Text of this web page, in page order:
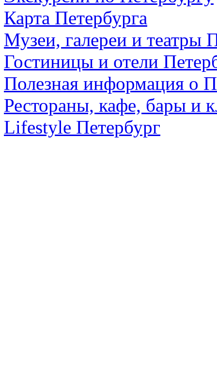
Карта Петербурга
Музеи, галереи и театры
Гостиницы и отели
Полезная информация о
Рестораны, кафе, бары и
Lifestyle Петербург